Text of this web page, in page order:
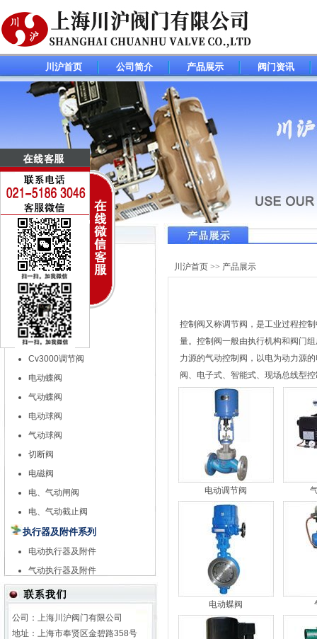
川沪首页 公司简介 产品展示 阀门资讯
调节阀(控制阀)系列
电动调节阀
气动调节阀
特殊调节阀
自力式调节阀
Cv3000调节阀
电动蝶阀
气动蝶阀
电动球阀
气动球阀
切断阀
电磁阀
电、气动闸阀
电、气动截止阀
执行器及附件系列
电动执行器及附件
气动执行器及附件
公司：上海川沪阀门有限公司
地址：上海市奉贤区金碧路358号
川沪首页 >> 产品展示
控制阀又称调节阀，是工业过程控
量。控制阀一般由执行机构和阀门
力源的气动控制阀，以电为动力源
阀 、电子式、智能式、现场总线型
电动调节阀
电动蝶阀